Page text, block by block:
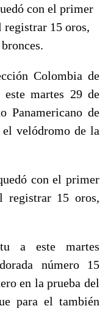
con el primer
15 oros,
Colombia de
martes 29 de
Panamericano de
velódromo de la
con el primer
registrar 15 oros,
a este martes
número 15
en la prueba del
para el también